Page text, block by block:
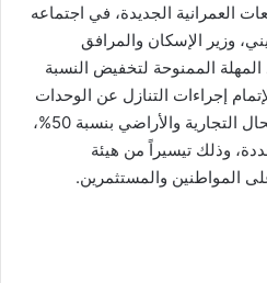
العمرانية الجديدة، في اجتماعه
وزير الإسكان والمرافق
الممنوحة لتخفيض النسبة
إجراءات التنازل عن الوحدات
السكنية والمهنية والإدارية والمحال التجارية والأراضي بنسبة 50%،
وذلك تيسيراً من هيئة
المواطنين والمستثمرين.